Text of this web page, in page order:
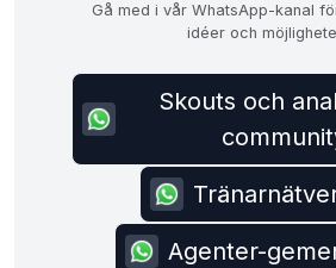
Gå med i vår WhatsApp-kanal
idéer och
Skouts och
Agenter-